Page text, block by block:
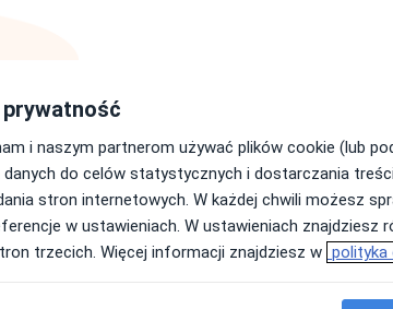
Poproś o wizytę
i naszym partnerom używać plików cookie (lub
danych do celów statystycznych i dostarczania
stron internetowych. W każdej chwili możesz
w ustawieniach. W ustawieniach znajdziesz
trzecich. Więcej informacji znajdziesz w polityka